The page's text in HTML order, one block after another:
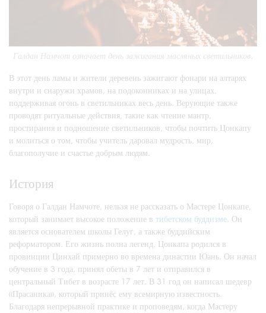
Галдан Намчот означает день зажигания масляных светильников.
В этот день ламы и жители деревень зажигают фонари на алтарях
внутри и снаружи храмов, на подоконниках и на улицах,
поддерживая огонь в светильниках весь день. Верующие также
проводят ритуальные действия, такие как чтение мантр,
простирания и подношение светильников, чтобы почтить Цонкапу
и молиться о том, чтобы учитель даровал мудрость, мир,
благополучие и счастье добрым людям.
История
Говоря о Галдан Намчоте, нельзя не рассказать о Мастере Цонкапе,
который занимает высокое положение в тибетском буддизме . Он
является основателем школы Гелуг, а также буддийским
реформатором. Его жизнь полна легенд. Цонкапа родился в
провинции Цинхай примерно во времена династии Юань. Он начал
обучение в 3 года, принял обеты в 7 лет и отправился в
центральный Тибет в возрасте 17 лет. В 31 год он написал шедевр
«Прасаника», который принёс ему всемирную известность.
Благодаря непрерывной практике и проповедям, когда Мастеру